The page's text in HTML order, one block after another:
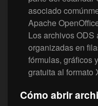
asociado
Apache
Los archivos
organizadas en
fórmulas, gráficos
gratuita al formato
Cómo abrir